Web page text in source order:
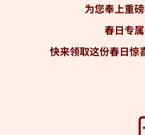
为您奉上重
春日专
快来领取这份春日惊